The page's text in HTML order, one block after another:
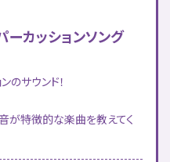
ーカッションソング
のサウンド！
が特徴的な楽曲を教えてく